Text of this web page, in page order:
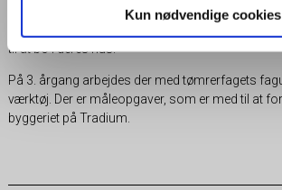
Kun nødvendige cookies
laver eleverne inddelt i grupper grundhuse.
til at bo i deres hus.
På 3. årgang arbejdes der med tømrerfagets
værktøj. Der er måleopgaver, som er med til at
byggeriet på Tradium.